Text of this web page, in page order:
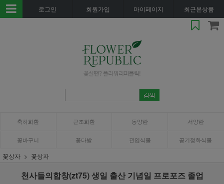
로그인 회원가입 마이페이지 최근본상품
축하화환 근조화환 동양란 서양란
꽃바구니 꽃다발 관엽식물 공기정화식물
꽃상자 꽃상자
천사들의합창(zt75) 생일 출산 기념일 프로포즈 졸업